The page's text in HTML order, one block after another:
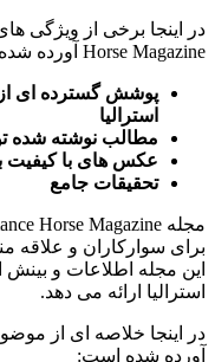
Horse Magazine آورده شده است:
پوشش گسترده ای
استرالیا
مطالب نوشته شده
عکس های با کیفیت
تحقیقات جامع
برای سوارکاران و علاقه
این مجله اطلاعات و
استرالیا ارائه می دهد.
در اینجا خلاصه ای از
آورده شده است: